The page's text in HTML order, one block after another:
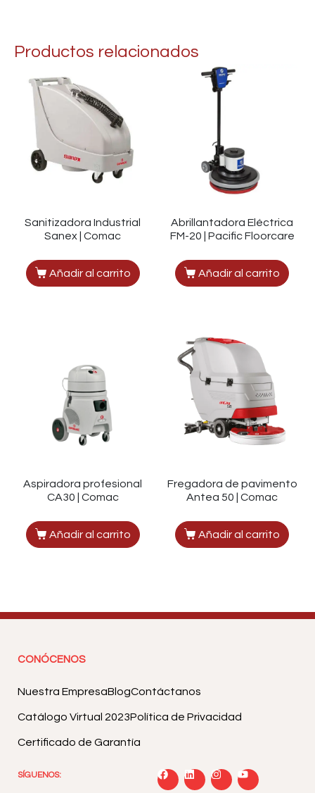
Productos relacionados
Sanitizadora Industrial
Sanex | Comac
Añadir al carrito
Abrillantadora Eléctrica
FM-20 | Pacific Floorcare
Añadir al carrito
Aspiradora profesional
CA30 | Comac
Añadir al carrito
Fregadora de pavimento
Antea 50 | Comac
Añadir al carrito
CONÓCENOS
Nuestra EmpresaBlogContáctanos
Catálogo Virtual 2023Política de Privacidad
Certificado de Garantía
SÍGUENOS: